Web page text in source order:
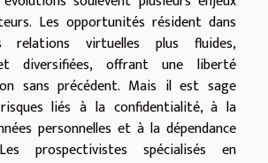
Les opportunités résident dans
relations virtuelles plus fluides,
diversifiées, offrant une liberté
sans précédent. Mais il est sage
liés à la confidentialité, à la
personnelles et à la dépendance
prospectivistes spécialisés en